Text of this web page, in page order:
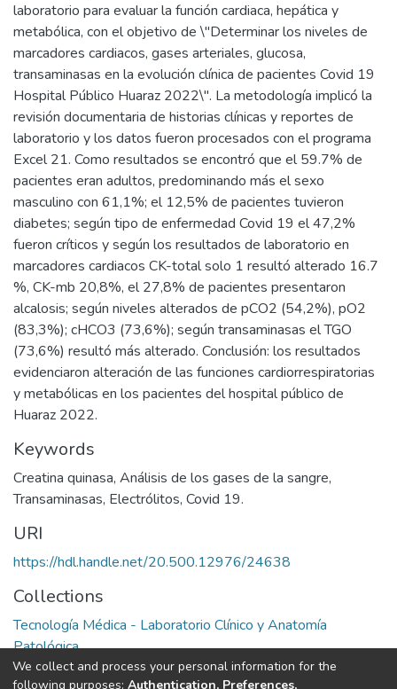
laboratorio para evaluar la función cardiaca, hepática y
metabólica, con el objetivo de \"Determinar los niveles de
marcadores cardiacos, gases arteriales, glucosa,
transaminasas en la evolución clínica de pacientes Covid 19
Hospital Público Huaraz 2022\". La metodología implicó la
revisión documentaria de historias clínicas y reportes de
laboratorio y los datos fueron procesados con el programa
Excel 21. Como resultados se encontró que el 59.7% de
pacientes eran adultos, predominando más el sexo
masculino con 61,1%; el 12,5% de pacientes tuvieron
diabetes; según tipo de enfermedad Covid 19 el 47,2%
fueron críticos y según los resultados de laboratorio en
marcadores cardiacos CK-total solo 1 resultó alterado 16.7
%, CK-mb 20,8%, el 27,8% de pacientes presentaron
alcalosis; según niveles alterados de pCO2 (54,2%), pO2
(83,3%); cHCO3 (73,6%); según transaminasas el TGO
(73,6%) resultó más alterado. Conclusión: los resultados
evidenciaron alteración de las funciones cardiorrespiratorias
y metabólicas en los pacientes del hospital público de
Huaraz 2022.
Keywords
Creatina quinasa, Análisis de los gases de la sangre,
Transaminasas, Electrólitos, Covid 19.
URI
https://hdl.handle.net/20.500.12976/24638
Collections
Tecnología Médica - Laboratorio Clínico y Anatomía
Patológica
We collect and process your personal information for the
following purposes: Authentication, Preferences,